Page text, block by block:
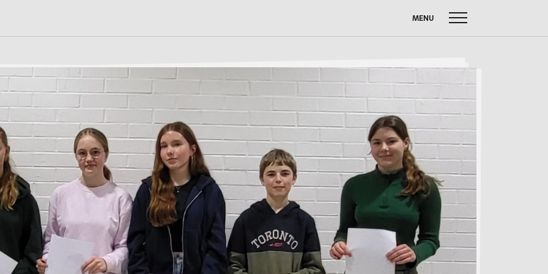
MENU
&
LEBEN
13plus Nachmittagsangebot
Austausche und Fahrten
Europa
Berufliche Orientierung
Beratung
Menschen und Werke des
LERNEN
Fächer
Erprobungsstufe
Mittelstufe
Oberstufe
Wettbewerbe
Forschung
Fordern & Fördern
SERVICE
Anfahrt
Krankmeldung
Downloads
Stundenpläne
Kontakt
M